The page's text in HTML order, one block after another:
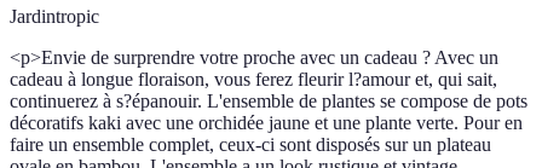
Jardintropic
<p>Envie de surprendre votre proche avec un cadeau ? Avec un
cadeau à longue floraison, vous ferez fleurir l?amour et, qui sait,
continuerez à s?épanouir. L'ensemble de plantes se compose de pots
décoratifs kaki avec une orchidée jaune et une plante verte. Pour en
faire un ensemble complet, ceux-ci sont disposés sur un plateau